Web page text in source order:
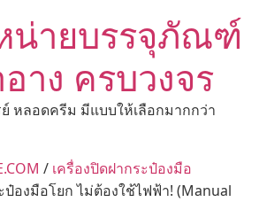
น่ายบรรจุภัณฑ์
าง ครบวงจร
หลอดครีม มีแบบให้เลือกมากกว่า
/ เครื่องปิดฝากระป๋องมือ
ป๋องมือโยก ไม่ต้องใช้ไฟฟ้า! (Manual